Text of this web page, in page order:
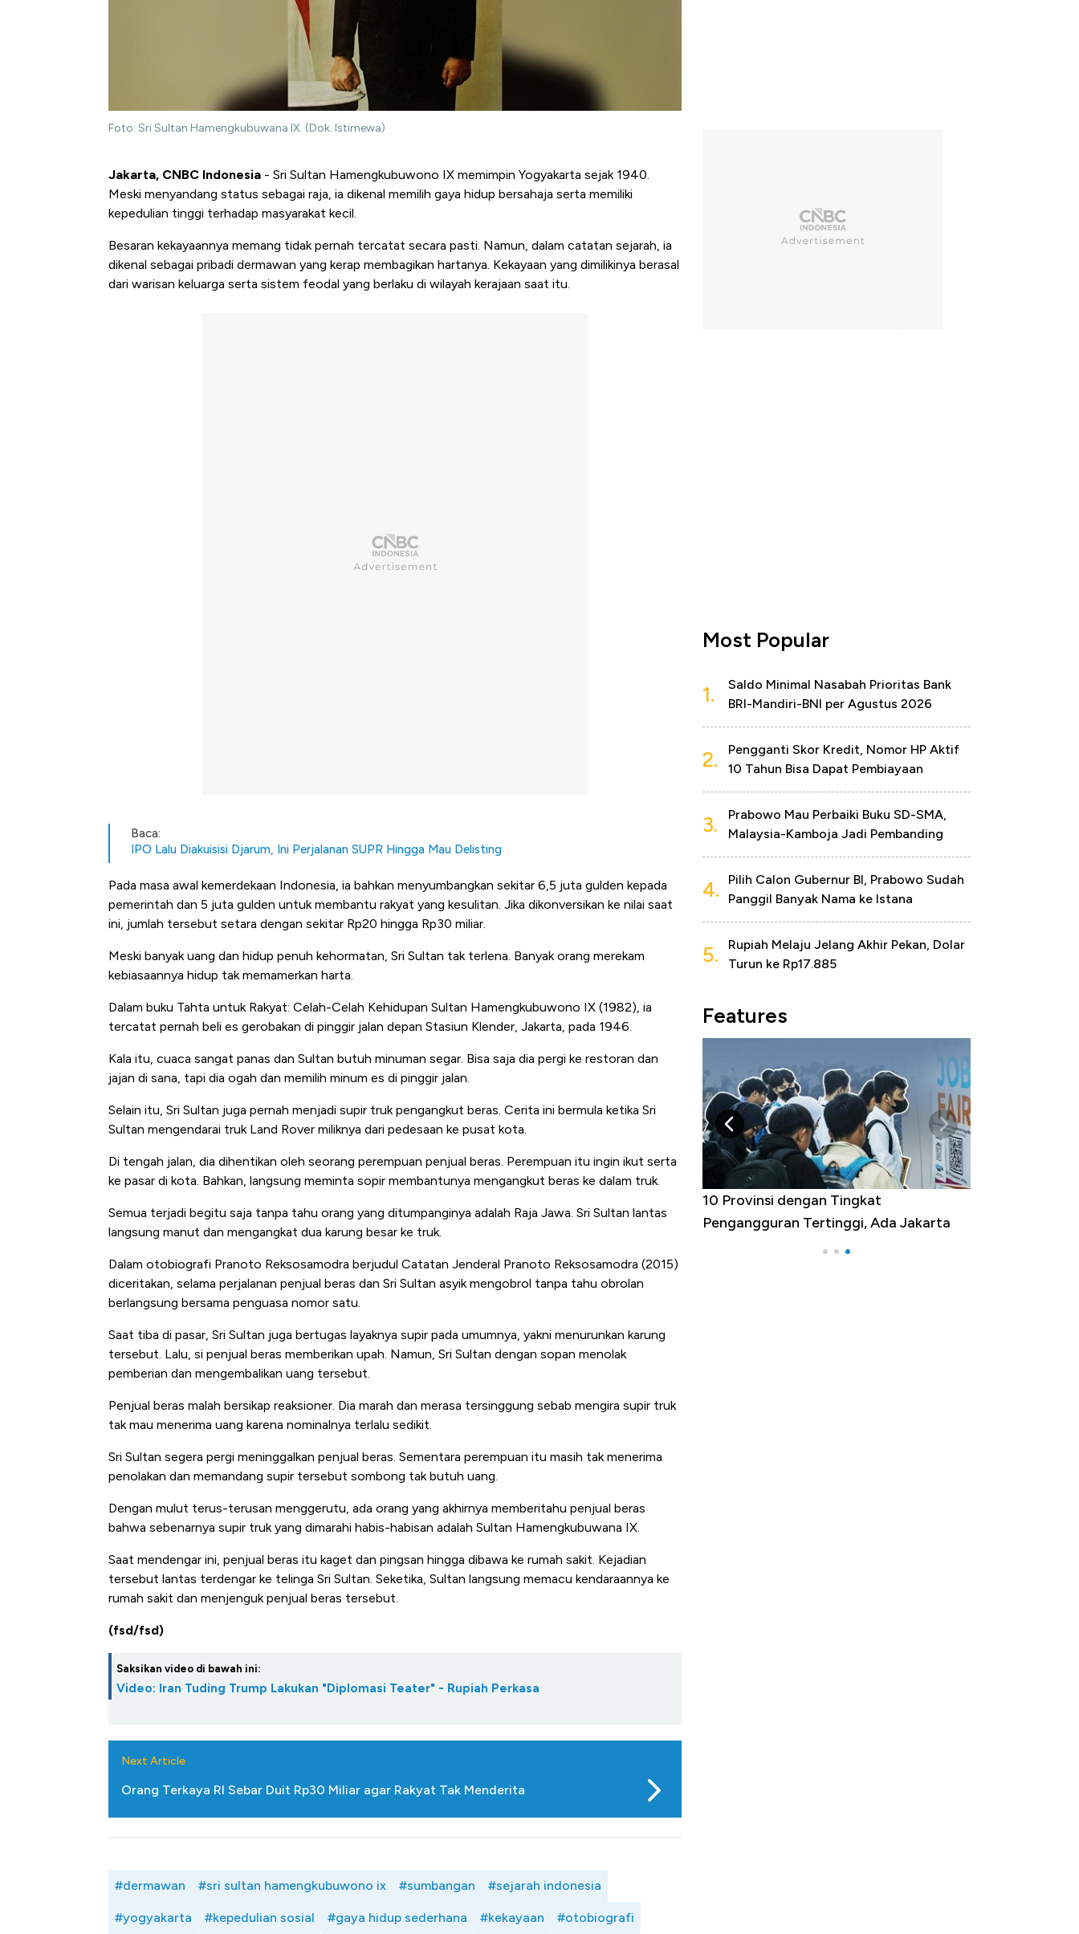
Foto: Sri Sultan Hamengkubuwana IX. (Dok. Istimewa)
Jakarta, CNBC Indonesia - Sri Sultan Hamengkubuwono IX memimpin Yogyakarta sejak 1940.
Meski menyandang status sebagai raja, ia dikenal memilih gaya hidup bersahaja serta memiliki
kepedulian tinggi terhadap masyarakat kecil.
Besaran kekayaannya memang tidak pernah tercatat secara pasti. Namun, dalam catatan sejarah, ia
dikenal sebagai pribadi dermawan yang kerap membagikan hartanya. Kekayaan yang dimilikinya berasal
dari warisan keluarga serta sistem feodal yang berlaku di wilayah kerajaan saat itu.
Baca:
IPO Lalu Diakuisisi Djarum, Ini Perjalanan SUPR Hingga Mau Delisting
Pada masa awal kemerdekaan Indonesia, ia bahkan menyumbangkan sekitar 6,5 juta gulden kepada
pemerintah dan 5 juta gulden untuk membantu rakyat yang kesulitan. Jika dikonversikan ke nilai saat
ini, jumlah tersebut setara dengan sekitar Rp20 hingga Rp30 miliar.
Meski banyak uang dan hidup penuh kehormatan, Sri Sultan tak terlena. Banyak orang merekam
kebiasaannya hidup tak memamerkan harta.
Dalam buku Tahta untuk Rakyat: Celah-Celah Kehidupan Sultan Hamengkubuwono IX (1982), ia
tercatat pernah beli es gerobakan di pinggir jalan depan Stasiun Klender, Jakarta, pada 1946.
Kala itu, cuaca sangat panas dan Sultan butuh minuman segar. Bisa saja dia pergi ke restoran dan
jajan di sana, tapi dia ogah dan memilih minum es di pinggir jalan.
Selain itu, Sri Sultan juga pernah menjadi supir truk pengangkut beras. Cerita ini bermula ketika Sri
Sultan mengendarai truk Land Rover miliknya dari pedesaan ke pusat kota.
Di tengah jalan, dia dihentikan oleh seorang perempuan penjual beras. Perempuan itu ingin ikut serta
ke pasar di kota. Bahkan, langsung meminta sopir membantunya mengangkut beras ke dalam truk.
Semua terjadi begitu saja tanpa tahu orang yang ditumpanginya adalah Raja Jawa. Sri Sultan lantas
langsung manut dan mengangkat dua karung besar ke truk.
Dalam otobiografi Pranoto Reksosamodra berjudul Catatan Jenderal Pranoto Reksosamodra (2015)
diceritakan, selama perjalanan penjual beras dan Sri Sultan asyik mengobrol tanpa tahu obrolan
berlangsung bersama penguasa nomor satu.
Saat tiba di pasar, Sri Sultan juga bertugas layaknya supir pada umumnya, yakni menurunkan karung
tersebut. Lalu, si penjual beras memberikan upah. Namun, Sri Sultan dengan sopan menolak
pemberian dan mengembalikan uang tersebut.
Penjual beras malah bersikap reaksioner. Dia marah dan merasa tersinggung sebab mengira supir truk
tak mau menerima uang karena nominalnya terlalu sedikit.
Sri Sultan segera pergi meninggalkan penjual beras. Sementara perempuan itu masih tak menerima
penolakan dan memandang supir tersebut sombong tak butuh uang.
Dengan mulut terus-terusan menggerutu, ada orang yang akhirnya memberitahu penjual beras
bahwa sebenarnya supir truk yang dimarahi habis-habisan adalah Sultan Hamengkubuwana IX.
Saat mendengar ini, penjual beras itu kaget dan pingsan hingga dibawa ke rumah sakit. Kejadian
tersebut lantas terdengar ke telinga Sri Sultan. Seketika, Sultan langsung memacu kendaraannya ke
rumah sakit dan menjenguk penjual beras tersebut.
(fsd/fsd)
Saksikan video di bawah ini:
Video: Iran Tuding Trump Lakukan "Diplomasi Teater" - Rupiah Perkasa
Next Article
Orang Terkaya RI Sebar Duit Rp30 Miliar agar Rakyat Tak Menderita
#dermawan #sri sultan hamengkubuwono ix #sumbangan #sejarah indonesia
#yogyakarta #kepedulian sosial #gaya hidup sederhana #kekayaan #otobiografi
Most Popular
1.
Saldo Minimal Nasabah Prioritas Bank
BRI-Mandiri-BNI per Agustus 2026
2.
Pengganti Skor Kredit, Nomor HP Aktif
10 Tahun Bisa Dapat Pembiayaan
3.
Prabowo Mau Perbaiki Buku SD-SMA,
Malaysia-Kamboja Jadi Pembanding
4.
Pilih Calon Gubernur BI, Prabowo Sudah
Panggil Banyak Nama ke Istana
5.
Rupiah Melaju Jelang Akhir Pekan, Dolar
Turun ke Rp17.885
Features
Tembaga Terbang ke Zona Berbahaya
Mana yang Cuannya Paling Menyala?
10 Provinsi dengan Tingkat
Pengangguran Tertinggi, Ada Jakarta